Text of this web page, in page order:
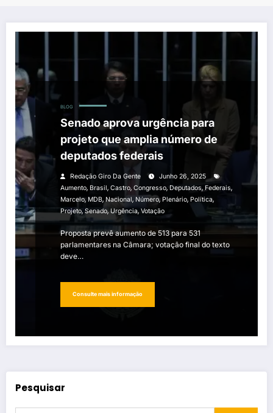
BLOG
Senado aprova urgência para
projeto que amplia número de
deputados federais
Redação Giro Da Gente
Junho 26, 2025
Aumento, Brasil, Castro, Congresso, Deputados, Federais,
Marcelo, MDB, Nacional, Número,Plenário, Política,
Projeto, Senado,Urgência, Votação
Proposta prevê aumento de 513 para 531
parlamentares na Câmara; votação final do texto
deve…
Consulte mais informação
Pesquisar